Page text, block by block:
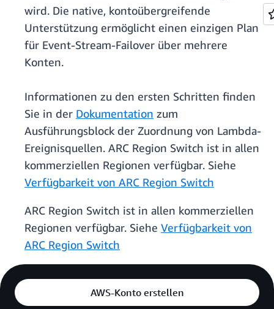
wird. Die native, kontoübergreifende
Unterstützung ermöglicht einen einzigen Plan
für Event-Stream-Failover über mehrere
Konten.
Informationen zu den ersten Schritten finden
Sie in der Dokumentation zum
Ausführungsblock der Zuordnung von Lambda-
Ereignisquellen. ARC Region Switch ist in allen
kommerziellen Regionen verfügbar. Siehe
Verfügbarkeit von ARC Region Switch
ARC Region Switch ist in allen kommerziellen
Regionen verfügbar. Siehe Verfügbarkeit von
ARC Region Switch
AWS-Konto erstellen